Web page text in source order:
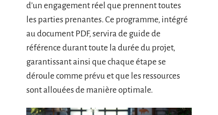
d’un engagement réel que prennent toutes
les parties prenantes. Ce programme, intégré
au document PDF, servira de guide de
référence durant toute la durée du projet,
garantissant ainsi que chaque étape se
déroule comme prévu et que les ressources
sont allouées de manière optimale.